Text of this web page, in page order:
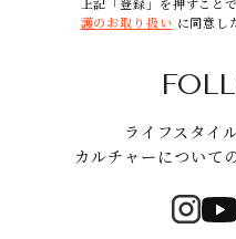
上記「登録」を押すこと
護のお取り扱い に同意し
ライフスタイ
カルチャーについて